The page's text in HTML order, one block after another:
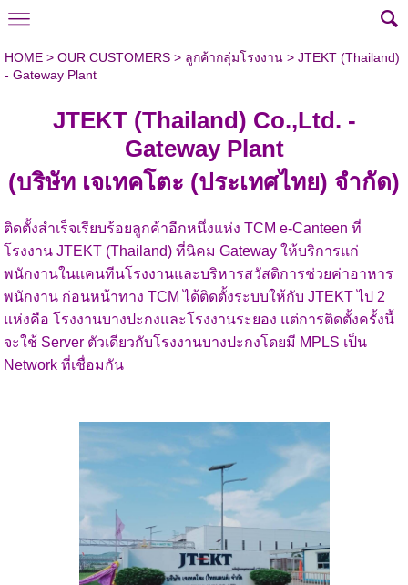
HOME> OUR CUSTOMERS> ลูกค้ากลุ่มโรงงาน> JTEKT (Thailand)
- Gateway Plant
JTEKT (Thailand) Co.,Ltd. -
Gateway Plant
(บริษัท เจเทคโตะ (ประเทศไทย) จำกัด)
ติดตั้งสำเร็จเรียบร้อยลูกค้าอีกหนึ่งแห่ง TCM e-Canteen ที่
โรงงาน JTEKT (Thailand) ที่นิคม Gateway ให้บริการแก่
พนักงานในแคนทีนโรงงานและบริหารสวัสดิการช่วยค่าอาหาร
พนักงาน ก่อนหน้าทาง TCM ได้ติดตั้งระบบให้กับ JTEKT ไป 2
แห่งคือ โรงงานบางปะกงและโรงงานระยอง แต่การติดตั้งครั้งนี้
จะใช้ Server ตัวเดียวกับโรงงานบางปะกงโดยมี MPLS เป็น
Network ที่เชื่อมกัน